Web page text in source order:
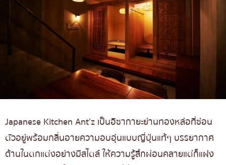
Japanese Kitchen Ant’z เป็นอิซากายะย่านทองหล่อที่ซ่อน
ตัวอยู่พร้อมกลิ่นอายความอบอุ่นแบบญี่ปุ่นแท้ๆ บรรยากาศ
ด้านในตกแต่งอย่างมีสไตล์ ให้ความรู้สึกผ่อนคลายแต่ก็แฝง